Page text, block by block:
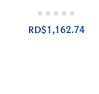
RD$1,162.74